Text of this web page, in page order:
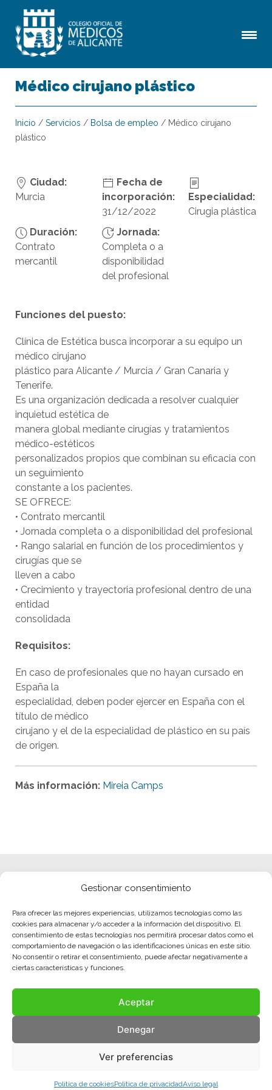
Gestionar consentimiento
Para ofrecer las mejores experiencias, utilizamos tecnologías como las
cookies para almacenar y/o acceder a la información del dispositivo. El
consentimiento de estas tecnologías nos permitirá procesar datos como el
comportamiento de navegación o las identificaciones únicas en este sitio.
No consentir o retirar el consentimiento, puede afectar negativamente a
ciertas características y funciones.
Aceptar
Denegar
Ver preferencias
Política de cookiesPolítica de privacidadAviso legal
Médico cirujano plástico
Inicio / Servicios / Bolsa de empleo / Médico cirujano
plástico
Ciudad:
Murcia
Fecha de
incorporación:
31/12/2022
Especialidad:
Cirugia plástica
Duración:
Contrato
mercantil
Jornada:
Completa o a
disponibilidad
del profesional
Funciones del puesto:
Clínica de Estética busca incorporar a su equipo un
médico cirujano
plástico para Alicante / Murcia / Gran Canaria y
Tenerife.
Es una organización dedicada a resolver cualquier
inquietud estética de
manera global mediante cirugías y tratamientos
médico-estéticos
personalizados propios que combinan su eficacia con
un seguimiento
constante a los pacientes.
SE OFRECE:
• Contrato mercantil
• Jornada completa o a disponibilidad del profesional
• Rango salarial en función de los procedimientos y
cirugías que se
lleven a cabo
• Crecimiento y trayectoria profesional dentro de una
entidad
consolidada
Requisitos:
En caso de profesionales que no hayan cursado en
España la
especialidad, deben poder ejercer en España con el
título de médico
cirujano y el de la especialidad de plástico en su país
de origen.
Más información: Mireia Camps